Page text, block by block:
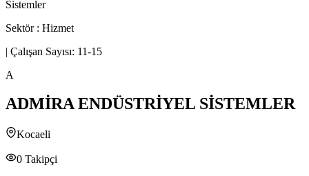
Sistemler
Sektör : Hizmet
| Çalışan Sayısı: 11-15
A
ADMİRA ENDÜSTRİYEL SİSTEMLER
Kocaeli
0 Takipçi